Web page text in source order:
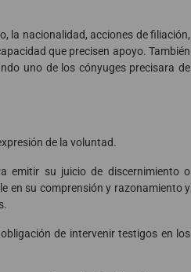
la nacionalidad, acciones de filiación,
que precisen apoyo. También
uno de los cónyuges precisara de
de la voluntad.
emitir su juicio de discernimiento o
en su comprensión y razonamiento y
de intervenir testigos en los